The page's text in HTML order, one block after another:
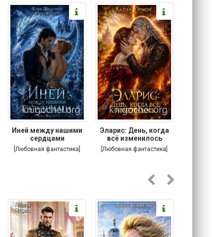
Иней между нашими
сердцами
[Любовная фантастика]
Эларис: День, когда
всё изменилось
[Любовная фантастика]